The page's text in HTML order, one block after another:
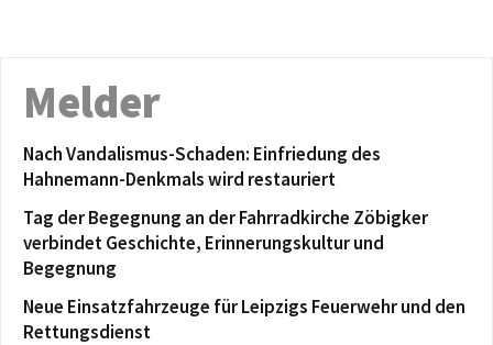
Melder
Nach Vandalismus-Schaden: Einfriedung des
Hahnemann-Denkmals wird restauriert
Tag der Begegnung an der Fahrradkirche Zöbigker
verbindet Geschichte, Erinnerungskultur und
Begegnung
Neue Einsatzfahrzeuge für Leipzigs Feuerwehr und den
Rettungsdienst